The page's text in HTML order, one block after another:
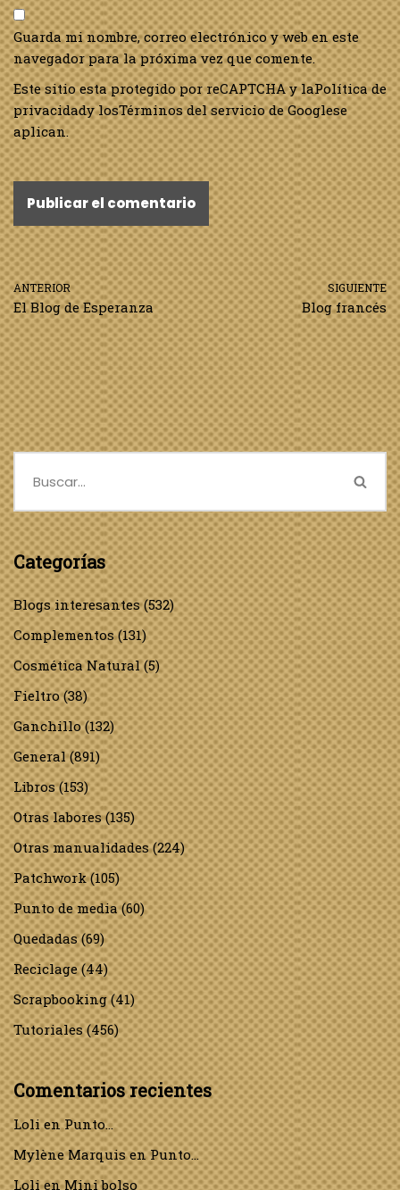
Guarda mi nombre, correo electrónico y web en este
navegador para la próxima vez que comente.
Este sitio esta protegido por reCAPTCHA y laPolítica de
privacidady losTérminos del servicio de Googlese
aplican.
ANTERIOR
El Blog de Esperanza
SIGUIENTE
Blog francés
Categorías
Blogs interesantes(532)
Complementos(131)
Cosmética Natural(5)
Fieltro(38)
Ganchillo(132)
General(891)
Libros(153)
Otras labores(135)
Otras manualidades(224)
Patchwork(105)
Punto de media(60)
Quedadas(69)
Reciclage(44)
Scrapbooking(41)
Tutoriales(456)
Comentarios recientes
LolienPunto…
Mylène MarquisenPunto…
LolienMini bolso